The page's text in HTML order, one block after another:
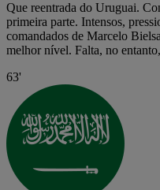
Que reentrada do Uruguai.
primeira parte. Intensos,
comandados de Marcelo
melhor nível. Falta, no
63'